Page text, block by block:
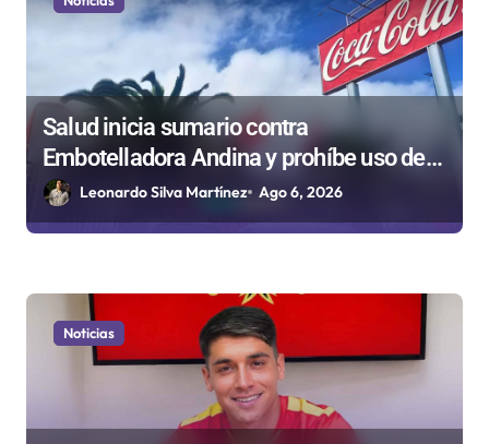
n
r
a
d
s
Salud inicia sumario contra
Embotelladora Andina y prohíbe uso de
caldera por graves riesgos laborales
Leonardo Silva Martínez Ago 6, 2026
Noticias